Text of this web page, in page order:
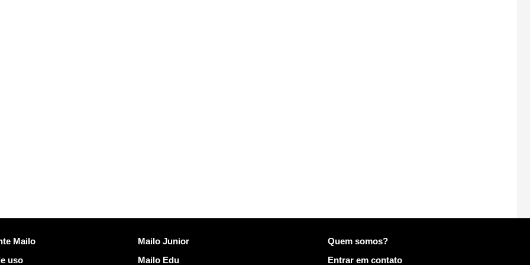
Mailo
uso
Descobrir Mailo
Mailo Junior
Mailo Edu
Mais informações em Mailo
Quem somos?
Entrar em contato